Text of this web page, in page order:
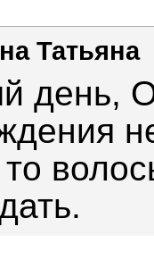
Татьяна
день,
то